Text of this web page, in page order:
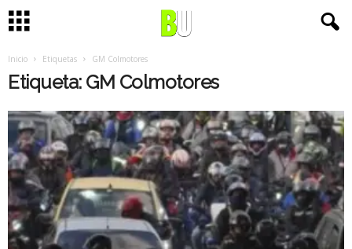
Inicio Etiquetas GM Colmotores
Etiqueta: GM Colmotores